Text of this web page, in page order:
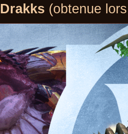
Drakks (obtenue